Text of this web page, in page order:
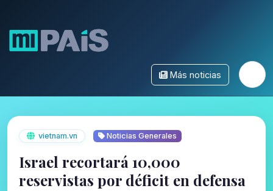
Más noticias
vietnam.vn Noticias Generales
Israel recortará 10,000
reservistas por déficit en defensa